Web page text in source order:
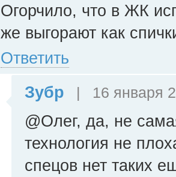
Огорчило, что в ЖК
же выгорают как
Ответить
Зубр
| 16 января
@Олег, да, не
технология не
спецов нет таких